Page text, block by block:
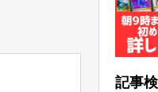
記事